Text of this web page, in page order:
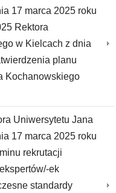
17 marca 2025 roku
Rektora
w Kielcach z dnia
planu
Kochanowskiego
Uniwersytetu Jana
17 marca 2025 roku
rekrutacji
ek
standardy